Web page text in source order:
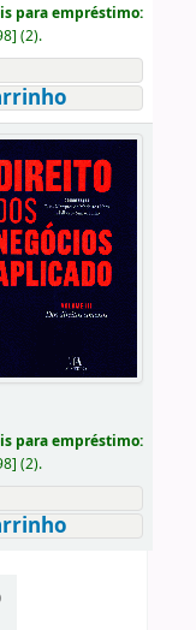
para empréstimo:
] (2).
para empréstimo:
] (2).